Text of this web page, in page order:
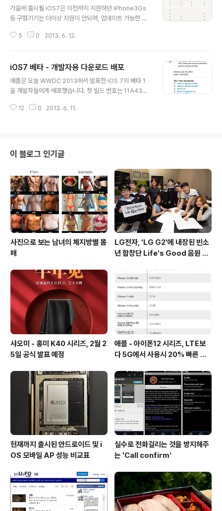
가을에 출시될 iOS7은 이전까지 지원하던 iPhone3Gs
등 구형기기는 더이상 지원이 안되며, 업데이트 가능한 기
4, mini 가 해당된다고 합니다. 하지만, 업데이트된다고 하
기능 차이에 대한 차트로 정리하여 소개하였습니다. 이 차
트에서 새로운 시리(음성추가등)와 iTunes Radio, AirD
rop, Panorama 촬영, 스퀘어 및 카메라/포토 필터 기능
다 사용할 수 있는 기기는 현재까지 iPod 5세대와 iPhon
5 0 2013. 6. 12.
iOS7 베타 - 개발자용 다운로드 배포
애플은 오늘 WWDC 2013에서 발표한 iOS 7의 베타 1
을 개발자들에게 배포했습니다. 첫 빌드 번호는 11A4372
기들에 설치할 수 있으며, 베타 버전을 설치한 유저들에 따
es를 통해 혹은 iCloud를 통해 백업해야하며, 개발자 등
록을 하지 않은 경우 정식 경로를 통해 다운로드가 불가능
합니다. 다운로드 가능한 iOS7 지원기기는 아래와 같습니
다. - iPhone 5 (A1428)- iPhone 5 (A1429)- iPhon
e 4S- iPhone 4 (GS..
12 0 2013. 6. 11.
이 블로그 인기글
사진으로 보는 남녀의 체지방별 몸
매
LG전자, 'LG G2'에 내장된 빈소
년 합창단 Life's Good 음원 공
샤오미 - 홍미 K40 시리즈, 2월 2
5일 공식 발표 예정
애플 - 아이폰12 시리즈, LTE보
다 5G에서 사용시 20% 빠른 배
현재까지 출시된 안드로이드 및 i
OS 모바일 AP 성능 비교표
실수로 전화걸리는 것을 방지해주
는 'Call confirm'